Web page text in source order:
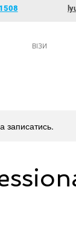
ВІЗИ
записатись.